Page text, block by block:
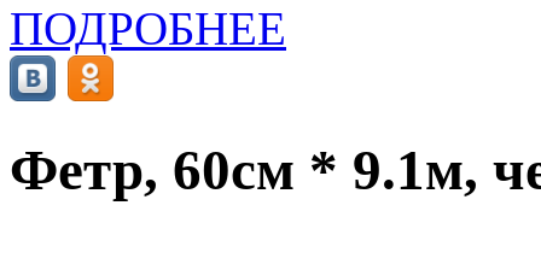
ПОДРОБНЕЕ
Фетр, 60см * 9.1м,